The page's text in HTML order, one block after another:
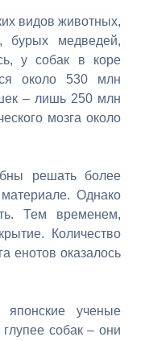
видов животных,
бурых медведей,
у собак в коре
около 530 млн
– лишь 250 млн
мозга около
решать более
Однако
Тем временем,
Количество
енотов оказалось
ученые
собак – они